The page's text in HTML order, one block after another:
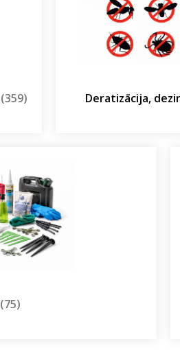
(359) Deratizācija,
(75)